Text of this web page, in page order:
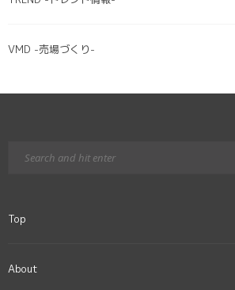
VMD -売場づくり-
Top
About